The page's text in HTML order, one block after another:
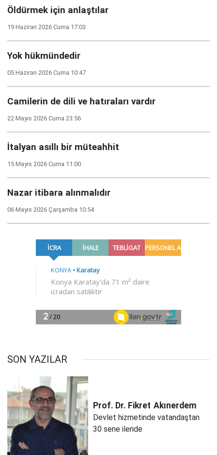
Öldürmek için anlaştılar
19 Haziran 2026 Cuma 17:03
Yok hükmündedir
05 Haziran 2026 Cuma 10:47
Camilerin de dili ve hatıraları vardır
22 Mayıs 2026 Cuma 23:56
İtalyan asıllı bir müteahhit
15 Mayıs 2026 Cuma 11:00
Nazar itibara alınmalıdır
06 Mayıs 2026 Çarşamba 10:54
SON YAZILAR
Prof. Dr. Fikret Akınerdem
Devlet hizmetinde vatandaştan
30 sene ileride